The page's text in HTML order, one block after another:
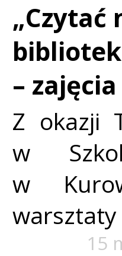
„Czytać
–
Z okazji
w
w
warsztaty
15